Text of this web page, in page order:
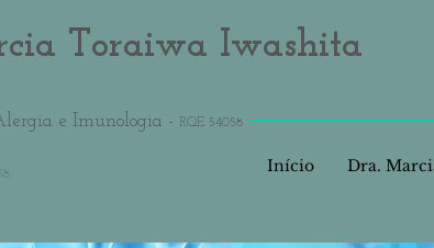
Toraiwa Iwashita
e Imunologia - RQE 54058
Início Dra.